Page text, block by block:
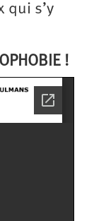
qui s’y
!